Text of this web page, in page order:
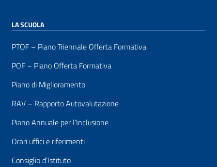
LA SCUOLA
PTOF – Piano Triennale Offerta Formativa
POF – Piano Offerta Formativa
Piano di Miglioramento
RAV – Rapporto Autovalutazione
Piano Annuale per l’Inclusione
Orari uffici e riferimenti
Consiglio d’Istituto